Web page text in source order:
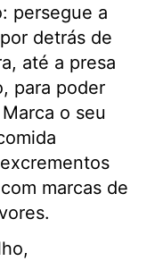
persegue a
detrás de
até a presa
para poder
o seu
marcas de